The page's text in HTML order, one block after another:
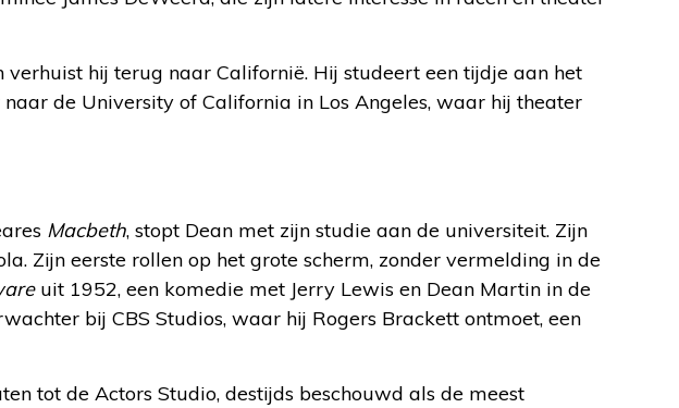
hij terug naar Californië. Hij studeert een tijdje aan het
de University of California in Los Angeles, waar hij theater
Macbeth, stopt Dean met zijn studie aan de universiteit. Zijn
Zijn eerste rollen op het grote scherm, zonder vermelding in de
uit 1952, een komedie met Jerry Lewis en Dean Martin in de
bij CBS Studios, waar hij Rogers Brackett ontmoet, een
tot de Actors Studio, destijds beschouwd als de meest